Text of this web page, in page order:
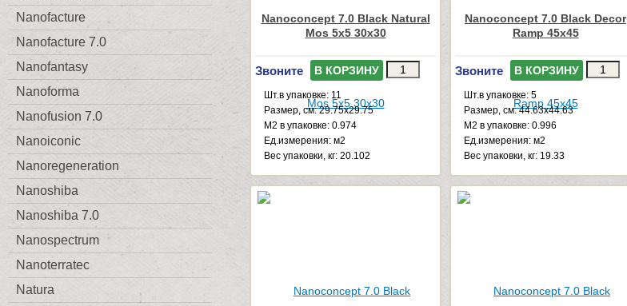
Nanofacture
Nanofacture 7.0
Nanofantasy
Nanoforma
Nanofusion 7.0
Nanoiconic
Nanoregeneration
Nanoshiba
Nanoshiba 7.0
Nanospectrum
Nanoterratec
Natura
Nanoconcept 7.0 Black Natural
Mos 5x5 30x30
Звоните В КОРЗИНУ
Шт.в упаковке: 11
Размер, см: 29.75x29.75
М2 в упаковке: 0.974
Ед.измерения: м2
Веc упаковки, кг: 20.102
Nanoconcept 7.0 Black Decor
Ramp 45x45
Звоните В КОРЗИНУ
Шт.в упаковке: 5
Размер, см: 44.63x44.63
М2 в упаковке: 0.996
Ед.измерения: м2
Веc упаковки, кг: 19.33